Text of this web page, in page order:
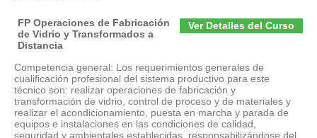
Ver Detalles del Curso
FP Operaciones de Fabricación
de Vidrio y Transformados a
Distancia
Competencia general: Los requerimientos generales de
cualificación profesional del sistema productivo para este
técnico son: realizar operaciones de fabricación y
transformación de vidrio, control de proceso y de materiales y
realizar el acondicionamiento, puesta en marcha y parada de
equipos e instalaciones en las condiciones de calidad,
seguridad y ambientales establecidas, responsabilizándose del